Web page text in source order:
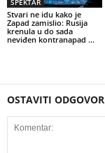
Stvari ne idu kako je
Zapad zamislio: Rusija
krenula u do sada
neviđen kontranapad …
OSTAVITI ODGOVOR